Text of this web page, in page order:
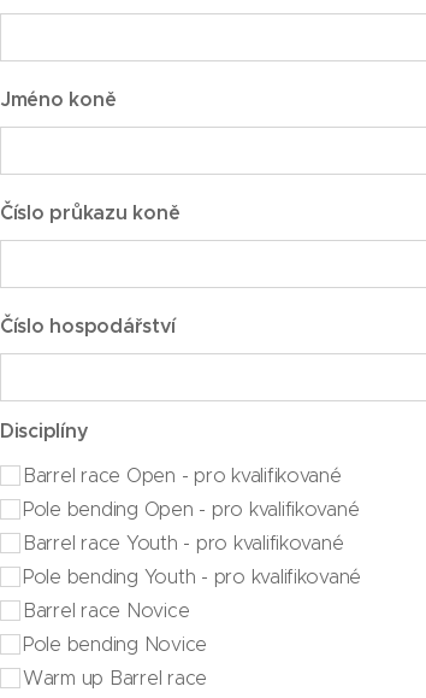
Jméno koně
Číslo průkazu koně
Číslo hospodářství
Disciplíny
Barrel race Open - pro kvalifikované
Pole bending Open - pro kvalifikované
Barrel race Youth - pro kvalifikované
Pole bending Youth - pro kvalifikované
Barrel race Novice
Pole bending Novice
Warm up Barrel race